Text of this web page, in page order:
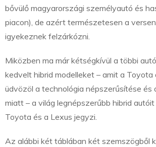
bővülő magyarországi személyautó és
piacon), de azért természetesen a
igyekeznek felzárkózni.
Miközben ma már kétségkívül a többi
kedvelt hibrid modelleket – amit a Toyota
üdvözöl a technológia népszerűsítése és
miatt – a világ legnépszerűbb hibrid
Toyota és a Lexus jegyzi.
Az alábbi két táblában két szemszögből